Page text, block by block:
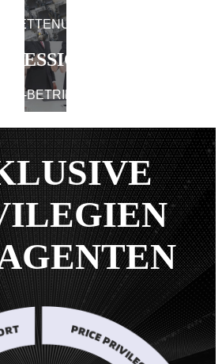
KETTENUNTERSTÜTZUNG
BETRIEBSSYSTEM